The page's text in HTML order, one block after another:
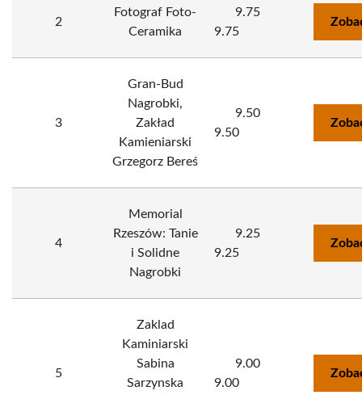
2
Fotograf Foto-
Ceramika
9.75
9.75
3
Gran-Bud
Nagrobki,
Zakład
Kamieniarski
Grzegorz Bereś
9.50
9.50
4
Memorial
Rzeszów: Tanie
i Solidne
Nagrobki
9.25
9.25
5
Zaklad
Kaminiarski
Sabina
Sarzynska
9.00
9.00